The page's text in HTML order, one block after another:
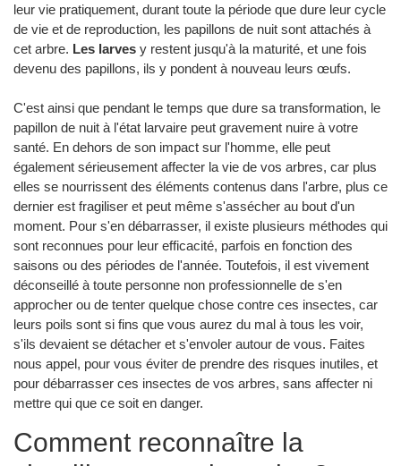
leur vie pratiquement, durant toute la période que dure leur cycle
de vie et de reproduction, les papillons de nuit sont attachés à
cet arbre. Les larves y restent jusqu'à la maturité, et une fois
devenu des papillons, ils y pondent à nouveau leurs œufs.
C'est ainsi que pendant le temps que dure sa transformation, le
papillon de nuit à l'état larvaire peut gravement nuire à votre
santé. En dehors de son impact sur l'homme, elle peut
également sérieusement affecter la vie de vos arbres, car plus
elles se nourrissent des éléments contenus dans l'arbre, plus ce
dernier est fragiliser et peut même s'assécher au bout d'un
moment. Pour s'en débarrasser, il existe plusieurs méthodes qui
sont reconnues pour leur efficacité, parfois en fonction des
saisons ou des périodes de l'année. Toutefois, il est vivement
déconseillé à toute personne non professionnelle de s'en
approcher ou de tenter quelque chose contre ces insectes, car
leurs poils sont si fins que vous aurez du mal à tous les voir,
s'ils devaient se détacher et s'envoler autour de vous. Faites
nous appel, pour vous éviter de prendre des risques inutiles, et
pour débarrasser ces insectes de vos arbres, sans affecter ni
mettre qui que ce soit en danger.
Comment reconnaître la